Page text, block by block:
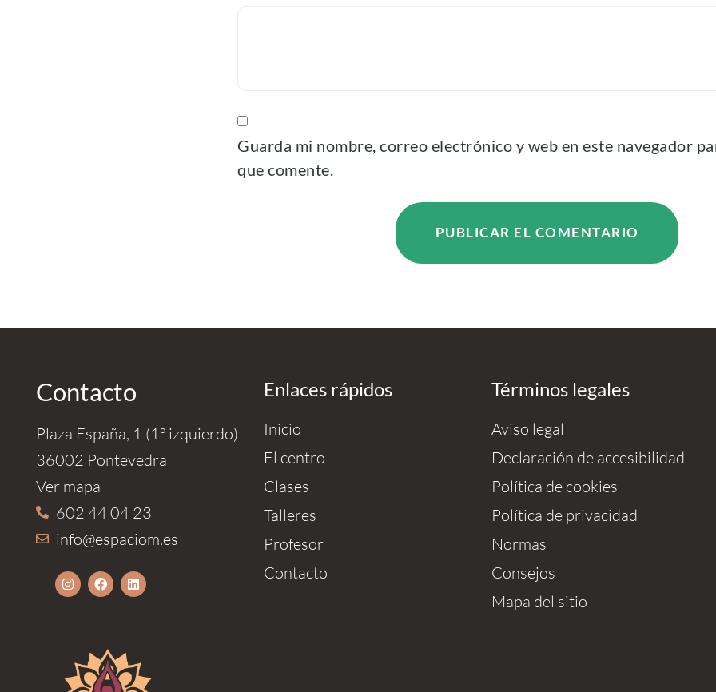
Guarda mi nombre, correo electrónico y web en este navegador
que comente.
Contacto
Plaza España, 1 (1º izquierdo)
36002 Pontevedra
Ver mapa
602 44 04 23
info@espaciom.es
Enlaces rápidos
Inicio
El centro
Clases
Talleres
Profesor
Contacto
Términos legales
Aviso legal
Declaración de accesibilidad
Política de cookies
Política de privacidad
Normas
Consejos
Mapa del sitio